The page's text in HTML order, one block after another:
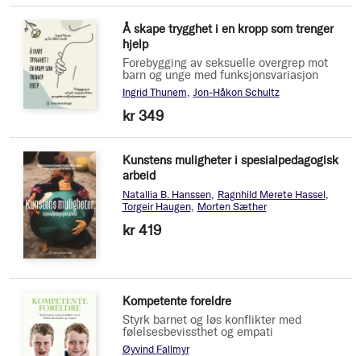
Å skape trygghet i en kropp som trenger
hjelp
Forebygging av seksuelle overgrep mot
barn og unge med funksjonsvariasjon
Ingrid Thunem Jon-Håkon Schultz
kr 349
Kunstens muligheter i spesialpedagogisk
arbeid
Natallia B. Hanssen
Ragnhild Merete Hassel
Torgeir Haugen
Morten Sæther
kr 419
Kompetente foreldre
Styrk barnet og løs konflikter med
følelsesbevissthet og empati
Øyvind Fallmyr